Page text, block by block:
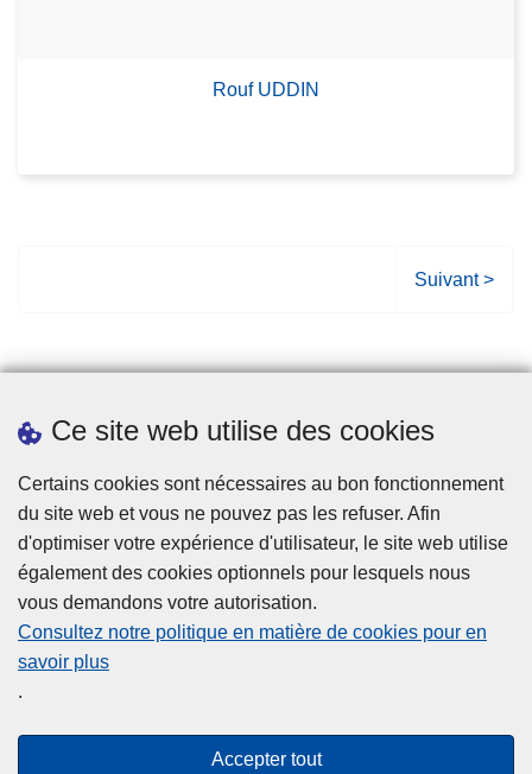
Ce site web utilise des cookies
Certains cookies sont nécessaires au bon fonctionnement
du site web et vous ne pouvez pas les refuser. Afin
d'optimiser votre expérience d'utilisateur, le site web utilise
également des cookies optionnels pour lesquels nous
vous demandons votre autorisation.
Consultez notre politique en matière de cookies pour en
savoir plus
.
Accepter tout
Rouf UDDIN
P
e
u
v
a
n
t
Suivant >
Statistiques
Cookies